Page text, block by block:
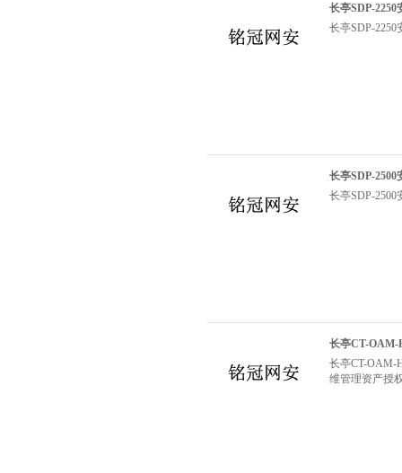
长亭SDP-
长亭SDP-
长亭SDP-
长亭SDP-
长亭CT-OAM-
长亭CT-OAM-
维管理资产授